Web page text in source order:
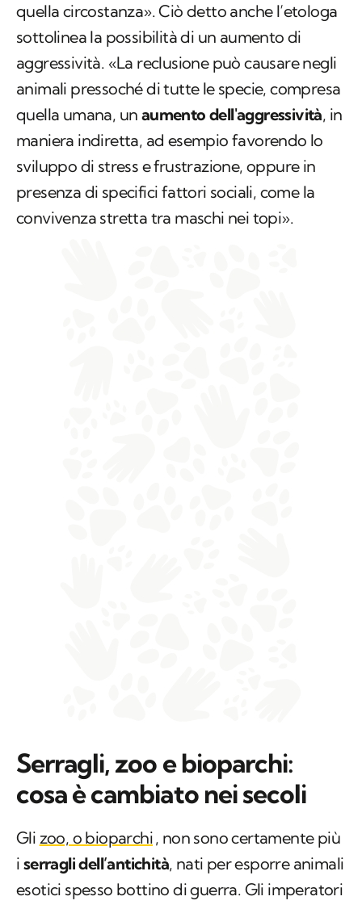
quella circostanza». Ciò detto anche l’etologa
sottolinea la possibilità di un aumento di
aggressività. «La reclusione può causare negli
animali pressoché di tutte le specie, compresa
quella umana, un aumento dell'aggressività, in
maniera indiretta, ad esempio favorendo lo
sviluppo di stress e frustrazione, oppure in
presenza di specifici fattori sociali, come la
convivenza stretta tra maschi nei topi».
Serragli, zoo e bioparchi:
cosa è cambiato nei secoli
Gli zoo, o bioparchi, non sono certamente più
i serragli dell’antichità, nati per esporre animali
esotici spesso bottino di guerra. Gli imperatori